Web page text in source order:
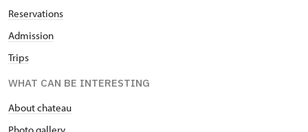
Reservations
Admission
Trips
WHAT CAN BE INTERESTING
About chateau